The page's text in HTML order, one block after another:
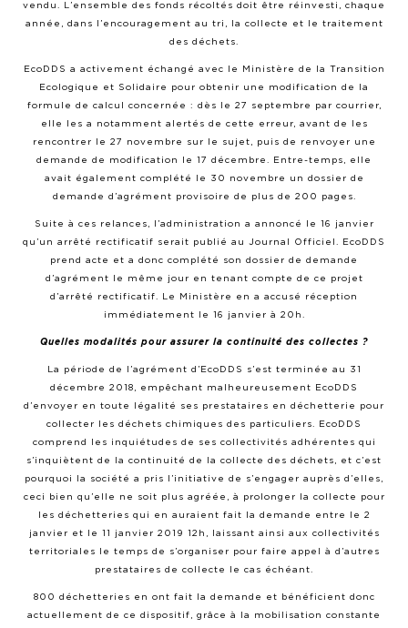
vendu. L’ensemble des fonds récoltés doit être réinvesti, chaque
année, dans l’encouragement au tri, la collecte et le traitement
des déchets.
EcoDDS a activement échangé avec le Ministère de la Transition
Ecologique et Solidaire pour obtenir une modification de la
formule de calcul concernée : dès le 27 septembre par courrier,
elle les a notamment alertés de cette erreur, avant de les
rencontrer le 27 novembre sur le sujet, puis de renvoyer une
demande de modification le 17 décembre. Entre-temps, elle
avait également complété le 30 novembre un dossier de
demande d’agrément provisoire de plus de 200 pages.
Suite à ces relances, l’administration a annoncé le 16 janvier
qu’un arrêté rectificatif serait publié au Journal Officiel. EcoDDS
prend acte et a donc complété son dossier de demande
d’agrément le même jour en tenant compte de ce projet
d’arrêté rectificatif. Le Ministère en a accusé réception
immédiatement le 16 janvier à 20h.
Quelles modalités pour assurer la continuité des collectes ?
La période de l’agrément d’EcoDDS s’est terminée au 31
décembre 2018, empêchant malheureusement EcoDDS
d’envoyer en toute légalité ses prestataires en déchetterie pour
collecter les déchets chimiques des particuliers. EcoDDS
comprend les inquiétudes de ses collectivités adhérentes qui
s’inquiètent de la continuité de la collecte des déchets, et c’est
pourquoi la société a pris l’initiative de s’engager auprès d’elles,
ceci bien qu’elle ne soit plus agréée, à prolonger la collecte pour
les déchetteries qui en auraient fait la demande entre le 2
janvier et le 11 janvier 2019 12h, laissant ainsi aux collectivités
territoriales le temps de s’organiser pour faire appel à d’autres
prestataires de collecte le cas échéant.
800 déchetteries en ont fait la demande et bénéficient donc
actuellement de ce dispositif, grâce à la mobilisation constante